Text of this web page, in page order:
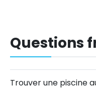
Questions
Trouver une piscine